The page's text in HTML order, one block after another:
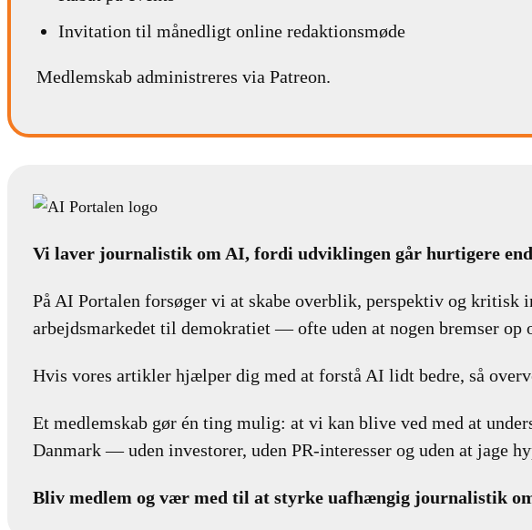
Invitation til månedligt online redaktionsmøde
Medlemskab administreres via Patreon.
Vi laver journalistik om AI, fordi udviklingen går hurtigere
På AI Portalen forsøger vi at skabe overblik, perspektiv og
arbejdsmarkedet til demokratiet — ofte uden at nogen bremser op
Hvis vores artikler hjælper dig med at forstå AI lidt bedre, så
Et medlemskab gør én ting mulig: at vi kan blive ved med at
Danmark — uden investorer, uden PR-interesser og uden at jage
Bliv medlem og vær med til at styrke uafhængig journalistik